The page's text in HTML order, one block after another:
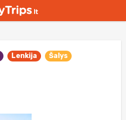
Lenkija Šalys